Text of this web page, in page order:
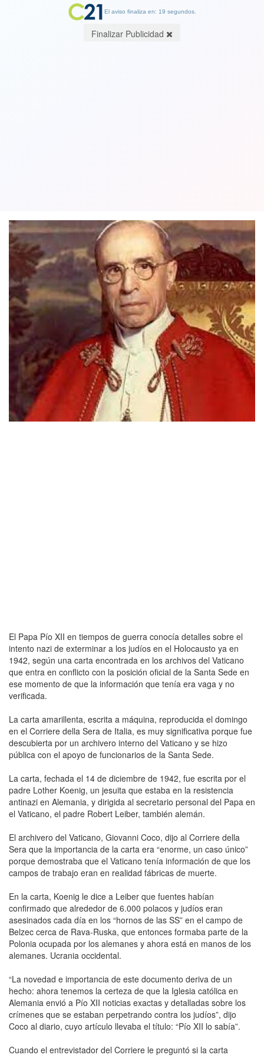
El Papa Pío XII en tiempos de guerra conocía detalles sobre el
intento nazi de exterminar a los judíos en el Holocausto ya en
1942, según una carta encontrada en los archivos del Vaticano
que entra en conflicto con la posición oficial de la Santa Sede en
ese momento de que la información que tenía era vaga y no
verificada.
La carta amarillenta, escrita a máquina, reproducida el domingo
en el Corriere della Sera de Italia, es muy significativa porque fue
descubierta por un archivero interno del Vaticano y se hizo
pública con el apoyo de funcionarios de la Santa Sede.
La carta, fechada el 14 de diciembre de 1942, fue escrita por el
padre Lother Koenig, un jesuita que estaba en la resistencia
antinazi en Alemania, y dirigida al secretario personal del Papa en
el Vaticano, el padre Robert Leiber, también alemán.
El archivero del Vaticano, Giovanni Coco, dijo al Corriere della
Sera que la importancia de la carta era “enorme, un caso único”
porque demostraba que el Vaticano tenía información de que los
campos de trabajo eran en realidad fábricas de muerte.
En la carta, Koenig le dice a Leiber que fuentes habían
confirmado que alrededor de 6.000 polacos y judíos eran
asesinados cada día en los “hornos de las SS” en el campo de
Belzec cerca de Rava-Ruska, que entonces formaba parte de la
Polonia ocupada por los alemanes y ahora está en manos de los
alemanes. Ucrania occidental.
“La novedad e importancia de este documento deriva de un
hecho: ahora tenemos la certeza de que la Iglesia católica en
Alemania envió a Pío XII noticias exactas y detalladas sobre los
crímenes que se estaban perpetrando contra los judíos”, dijo
Coco al diario, cuyo artículo llevaba el título: “Pío XII lo sabía”.
Cuando el entrevistador del Corriere le preguntó si la carta
El aviso finaliza en: 19 segundos.
Finalizar Publicidad